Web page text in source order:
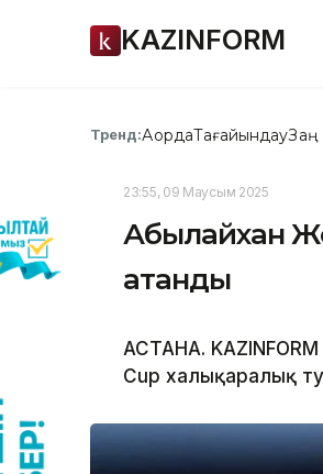
KAZINFORM
Тренд:АқордаТағайындауЗаң
23:55, 09 Маусым 2025
Абылайхан
атанды
АСТАНА.
Cup халықаралық